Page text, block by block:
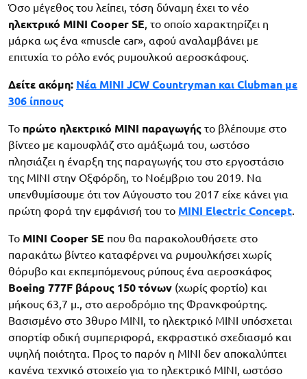
Όσο μέγεθος του λείπει, τόση δύναμη έχει το νέο
ηλεκτρικό MINI Cooper SE, το οποίο χαρακτηρίζει η
μάρκα ως ένα «muscle car», αφού αναλαμβάνει με
επιτυχία το ρόλο ενός ρυμουλκού αεροσκάφους.
Δείτε ακόμη: Νέα MINI JCW Countryman και Clubman με
306 ίππους
Το πρώτο ηλεκτρικό MINI παραγωγής το βλέπουμε στο
βίντεο με καμουφλάζ στο αμάξωμά του, ωστόσο
πλησιάζει η έναρξη της παραγωγής του στο εργοστάσιο
της MINI στην Οξφόρδη, το Νοέμβριο του 2019. Να
υπενθυμίσουμε ότι τον Αύγουστο του 2017 είχε κάνει για
πρώτη φορά την εμφάνισή του το MINI Electric Concept.
To MINI Cooper SE που θα παρακολουθήσετε στο
παρακάτω βίντεο καταφέρνει να ρυμουλκήσει χωρίς
θόρυβο και εκπεμπόμενους ρύπους ένα αεροσκάφος
Boeing 777F βάρους 150 τόνων (χωρίς φορτίο) και
μήκους 63,7 μ., στο αεροδρόμιο της Φρανκφούρτης.
Βασισμένο στο 3θυρο MINI, το ηλεκτρικό MINI υπόσχεται
σπορτίφ οδική συμπεριφορά, εκφραστικό σχεδιασμό και
υψηλή ποιότητα. Προς το παρόν η MINI δεν αποκαλύπτει
κανένα τεχνικό στοιχείο για το ηλεκτρικό MINI, ωστόσο